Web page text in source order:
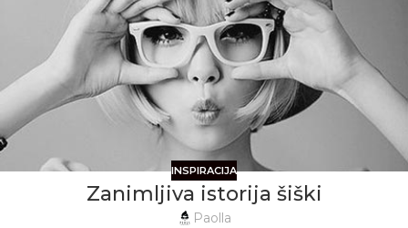
INSPIRACIJA
Zanimljiva istorija šiški
Paolla